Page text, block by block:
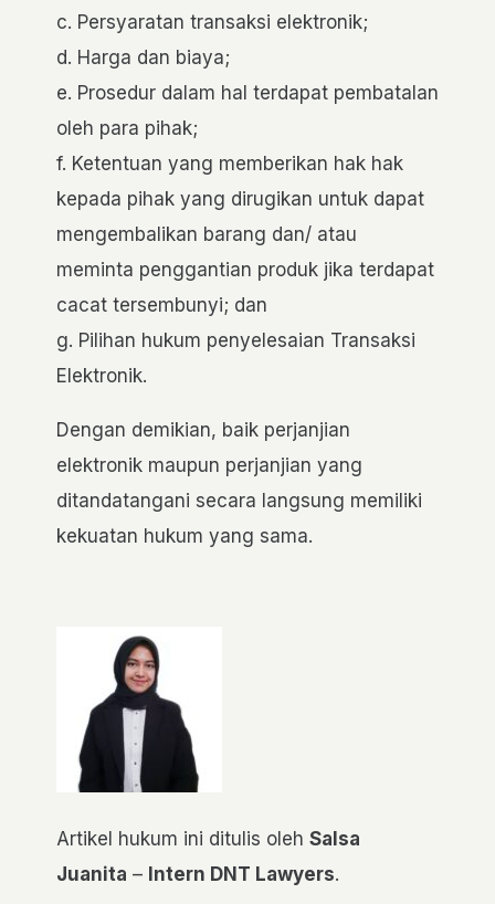
c. Persyaratan transaksi elektronik;
d. Harga dan biaya;
e. Prosedur dalam hal terdapat pembatalan
oleh para pihak;
f. Ketentuan yang memberikan hak hak
kepada pihak yang dirugikan untuk dapat
mengembalikan barang dan/ atau
meminta penggantian produk jika terdapat
cacat tersembunyi; dan
g. Pilihan hukum penyelesaian Transaksi
Elektronik.
Dengan demikian, baik perjanjian
elektronik maupun perjanjian yang
ditandatangani secara langsung memiliki
kekuatan hukum yang sama.
Artikel hukum ini ditulis oleh Salsa
Juanita – Intern DNT Lawyers.